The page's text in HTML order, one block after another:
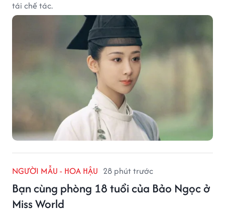
tái chế tác.
NGƯỜI MẪU - HOA HẬU 28 phút trước
Bạn cùng phòng 18 tuổi của Bảo Ngọc ở
Miss World